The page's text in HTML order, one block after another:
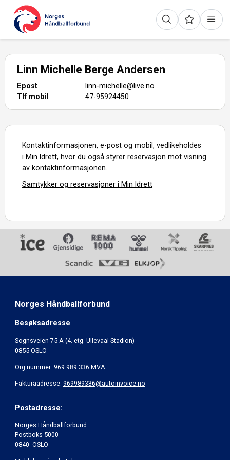
Linn Michelle Berge Andersen
Epost
linn-michelle@live.no
Tlf mobil
47-95924450
Kontaktinformasjonen, e-post og mobil, vedlikeholdes
i Min Idrett, hvor du også styrer reservasjon mot visning
av kontaktinformasjonen.
Samtykker og reservasjoner i Min Idrett
Norges Håndballforbund
Besøksadresse
Sognsveien 75 A (4. etg. Ullevaal Stadion)
0855 OSLO
Org.nummer: 969 989 336 MVA
Fakturaadresse: 969989336@autoinvoice.no
Postadresse:
Norges Håndballforbund
Postboks 5000
0840 OSLO